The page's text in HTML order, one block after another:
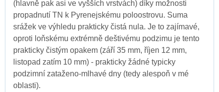
(hlavně pak asi ve vyšších vrstvách) díky možnosti
propadnutí TN k Pyrenejskému poloostrovu. Suma
srážek ve výhledu prakticky čistá nula. Je to zajímavé,
oproti loňskému extrémně deštivému podzimu je tento
prakticky čistým opakem (září 35 mm, říjen 12 mm,
listopad zatím 10 mm) - prakticky žádné typicky
podzimní zataženo-mlhavé dny (tedy alespoň v mé
oblasti).